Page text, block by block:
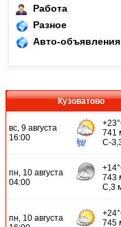
Работа
Разное
Авто-объявления
Кузоватово